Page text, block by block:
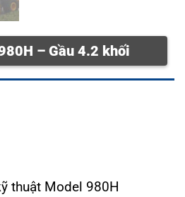
– Gầu 4.2 khối
thuật Model 980H